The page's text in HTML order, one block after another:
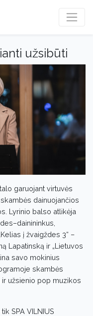
užsibūti
garuojant virtuvės
dainuojančios
Lyrinio balso atlikėja
į žvaigždes 3“ –
Lapatinską ir „Lietuvos
savo mokinius
skambės
užsienio pop muzikos
SPA VILNIUS